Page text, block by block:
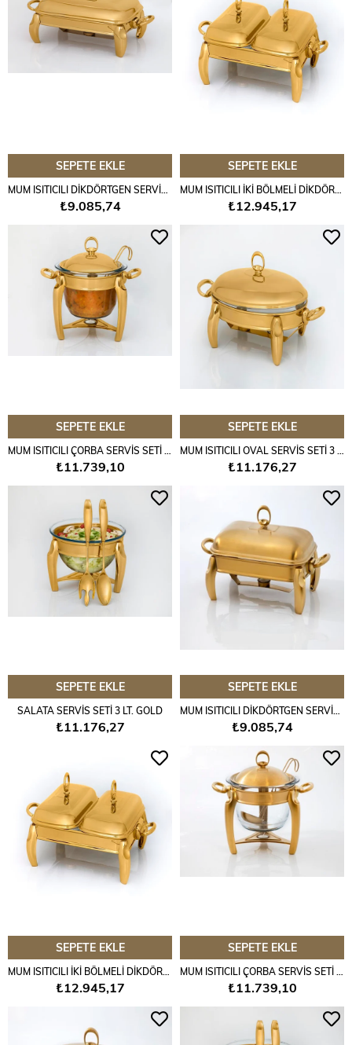
SEPETE EKLE
₺9.085,74
SEPETE EKLE
₺12.945,17
SEPETE EKLE
₺11.739,10
SEPETE EKLE
₺11.176,27
SEPETE EKLE
SALATA SERVİS SETİ 3 LT. GOLD
₺11.176,27
SEPETE EKLE
₺9.085,74
SEPETE EKLE
₺12.945,17
SEPETE EKLE
₺11.739,10